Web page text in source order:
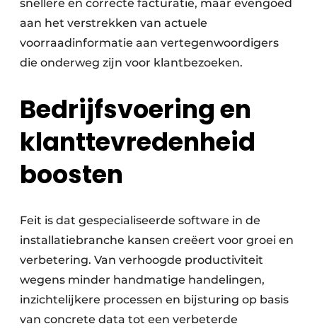
snellere en correcte facturatie, maar evengoed
aan het verstrekken van actuele
voorraadinformatie aan vertegenwoordigers
die onderweg zijn voor klantbezoeken.
Bedrijfsvoering en
klanttevredenheid
boosten
Feit is dat gespecialiseerde software in de
installatiebranche kansen creëert voor groei en
verbetering. Van verhoogde productiviteit
wegens minder handmatige handelingen,
inzichtelijkere processen en bijsturing op basis
van concrete data tot een verbeterde